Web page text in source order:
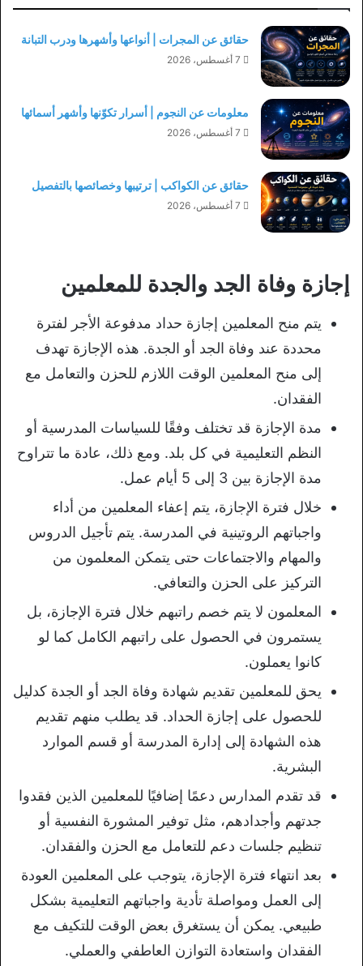
حقائق عن المجرات | أنواعها وأشهرها ودرب التبانة
7 أغسطس، 2026
معلومات عن النجوم | أسرار تكوّنها وأشهر أسمائها
7 أغسطس، 2026
حقائق عن الكواكب | ترتيبها وخصائصها بالتفصيل
7 أغسطس، 2026
إجازة وفاة الجد والجدة للمعلمين
يتم منح المعلمين إجازة حداد مدفوعة الأجر لفترة
محددة عند وفاة الجد أو الجدة. هذه الإجازة تهدف
إلى منح المعلمين الوقت اللازم للحزن والتعامل مع
الفقدان.
مدة الإجازة قد تختلف وفقًا للسياسات المدرسية أو
النظم التعليمية في كل بلد. ومع ذلك، عادة ما تتراوح
مدة الإجازة بين 3 إلى 5 أيام عمل.
خلال فترة الإجازة، يتم إعفاء المعلمين من أداء
واجباتهم الروتينية في المدرسة. يتم تأجيل الدروس
والمهام والاجتماعات حتى يتمكن المعلمون من
التركيز على الحزن والتعافي.
المعلمون لا يتم خصم راتبهم خلال فترة الإجازة، بل
يستمرون في الحصول على راتبهم الكامل كما لو
كانوا يعملون.
يحق للمعلمين تقديم شهادة وفاة الجد أو الجدة كدليل
للحصول على إجازة الحداد. قد يطلب منهم تقديم
هذه الشهادة إلى إدارة المدرسة أو قسم الموارد
البشرية.
قد تقدم المدارس دعمًا إضافيًا للمعلمين الذين فقدوا
جدتهم وأجدادهم، مثل توفير المشورة النفسية أو
تنظيم جلسات دعم للتعامل مع الحزن والفقدان.
بعد انتهاء فترة الإجازة، يتوجب على المعلمين العودة
إلى العمل ومواصلة تأدية واجباتهم التعليمية بشكل
طبيعي. يمكن أن يستغرق بعض الوقت للتكيف مع
الفقدان واستعادة التوازن العاطفي والعملي.